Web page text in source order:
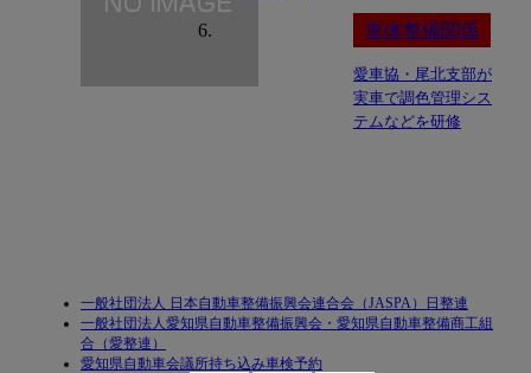
車体整備関係
愛車協・尾北支部が
実車で調色管理シス
テムなどを研修
一般社団法人 日本自動車整備振興会連合会（JASPA）日整連
一般社団法人愛知県自動車整備振興会・愛知県自動車整備商工組
合（愛整連）
愛知県自動車会議所持ち込み車検予約